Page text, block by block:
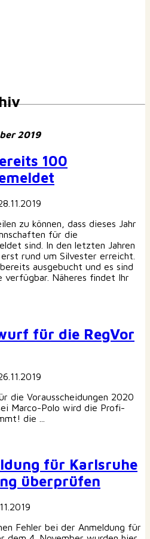
2019
100
zu können, dass dieses Jahr
für die
sind. In den letzten Jahren
rund um Silvester erreicht.
ausgebucht und es sind
verfügbar. Näheres findet Ihr
für die RegVor
die Vorausscheidungen 2020
Marco-Polo wird die Profi-
die ...
für Karlsruhe
überprüfen
Fehler bei der Anmeldung für